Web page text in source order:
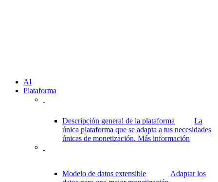
AI
Plataforma
Descripción general de la plataforma
La
única plataforma que se adapta a tus necesidades
únicas de monetización. Más información
Modelo de datos extensible
Adaptar los